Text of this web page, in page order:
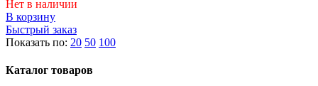
Нет в наличии
В корзину
Быстрый заказ
Показать по: 20 50 100
Каталог товаров